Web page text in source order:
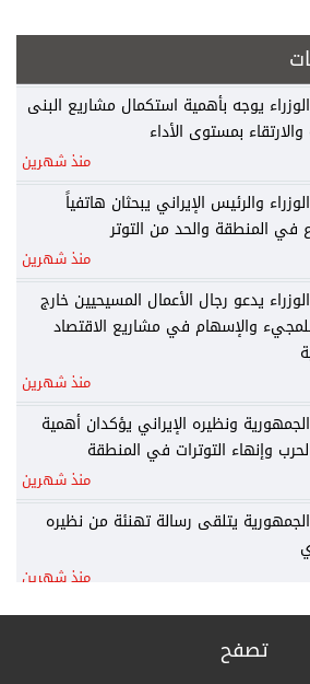
يوجه بأهمية استكمال مشاريع البنى
والارتقاء بمستوى الأداء
منذ شهرين
والرئيس الإيراني يبحثان هاتفياً
في المنطقة والحد من التوتر
منذ شهرين
يدعو رجال الأعمال المسيحيين خارج
للمجيء والإسهام في مشاريع الاقتصاد
منذ شهرين
ونظيره الإيراني يؤكدان أهمية
وإنهاء التوترات في المنطقة
منذ شهرين
يتلقى رسالة تهنئة من نظيره
منذ شهرين
يكلف وزير المالية نائباً عنه لرئاسة
الوزاري للاقتصاد
تصفح